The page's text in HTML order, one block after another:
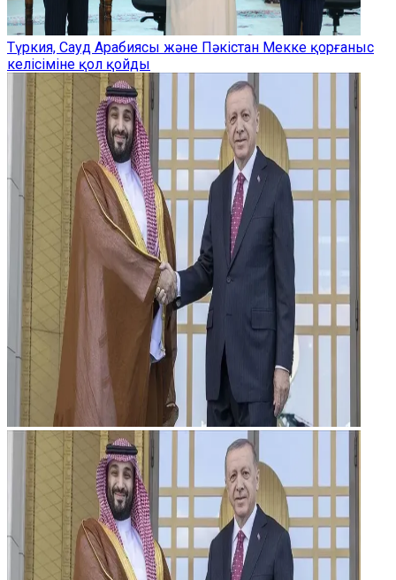
Түркия, Сауд Арабиясы және Пәкістан Мекке қорғаныс
келісіміне қол қойды